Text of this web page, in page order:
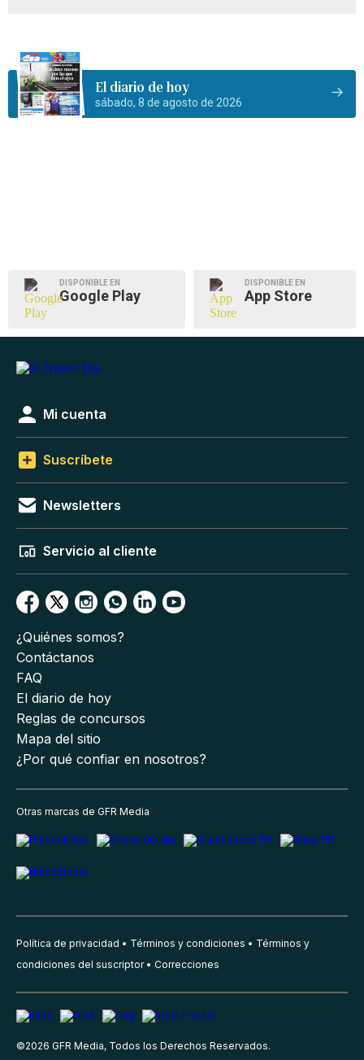
El diario de hoy
sábado, 8 de agosto de 2026
DISPONIBLE EN
Google Play
DISPONIBLE EN
App Store
Mi cuenta
Suscríbete
Newsletters
Servicio al cliente
¿Quiénes somos?
Contáctanos
FAQ
El diario de hoy
Reglas de concursos
Mapa del sitio
¿Por qué confiar en nosotros?
Otras marcas de GFR Media
Política de privacidad Términos y condiciones
Términos y
condiciones del suscriptor
Correcciones
©2026 GFR Media, Todos los Derechos Reservados.